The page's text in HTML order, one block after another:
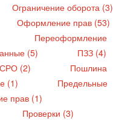
Ограничение оборота (3)
Оформление прав (53)
Переоформление
(5)
ПЗЗ (4)
(2)
Пошлина
(1)
Предельные
прав (1)
Проверки (3)